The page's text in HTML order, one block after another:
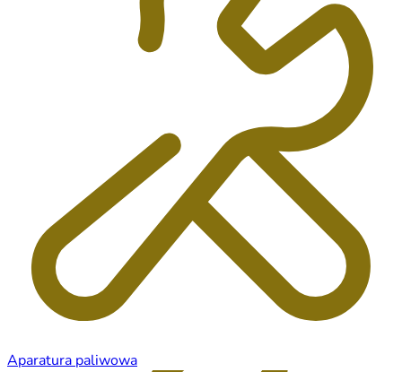
Aparatura paliwowa